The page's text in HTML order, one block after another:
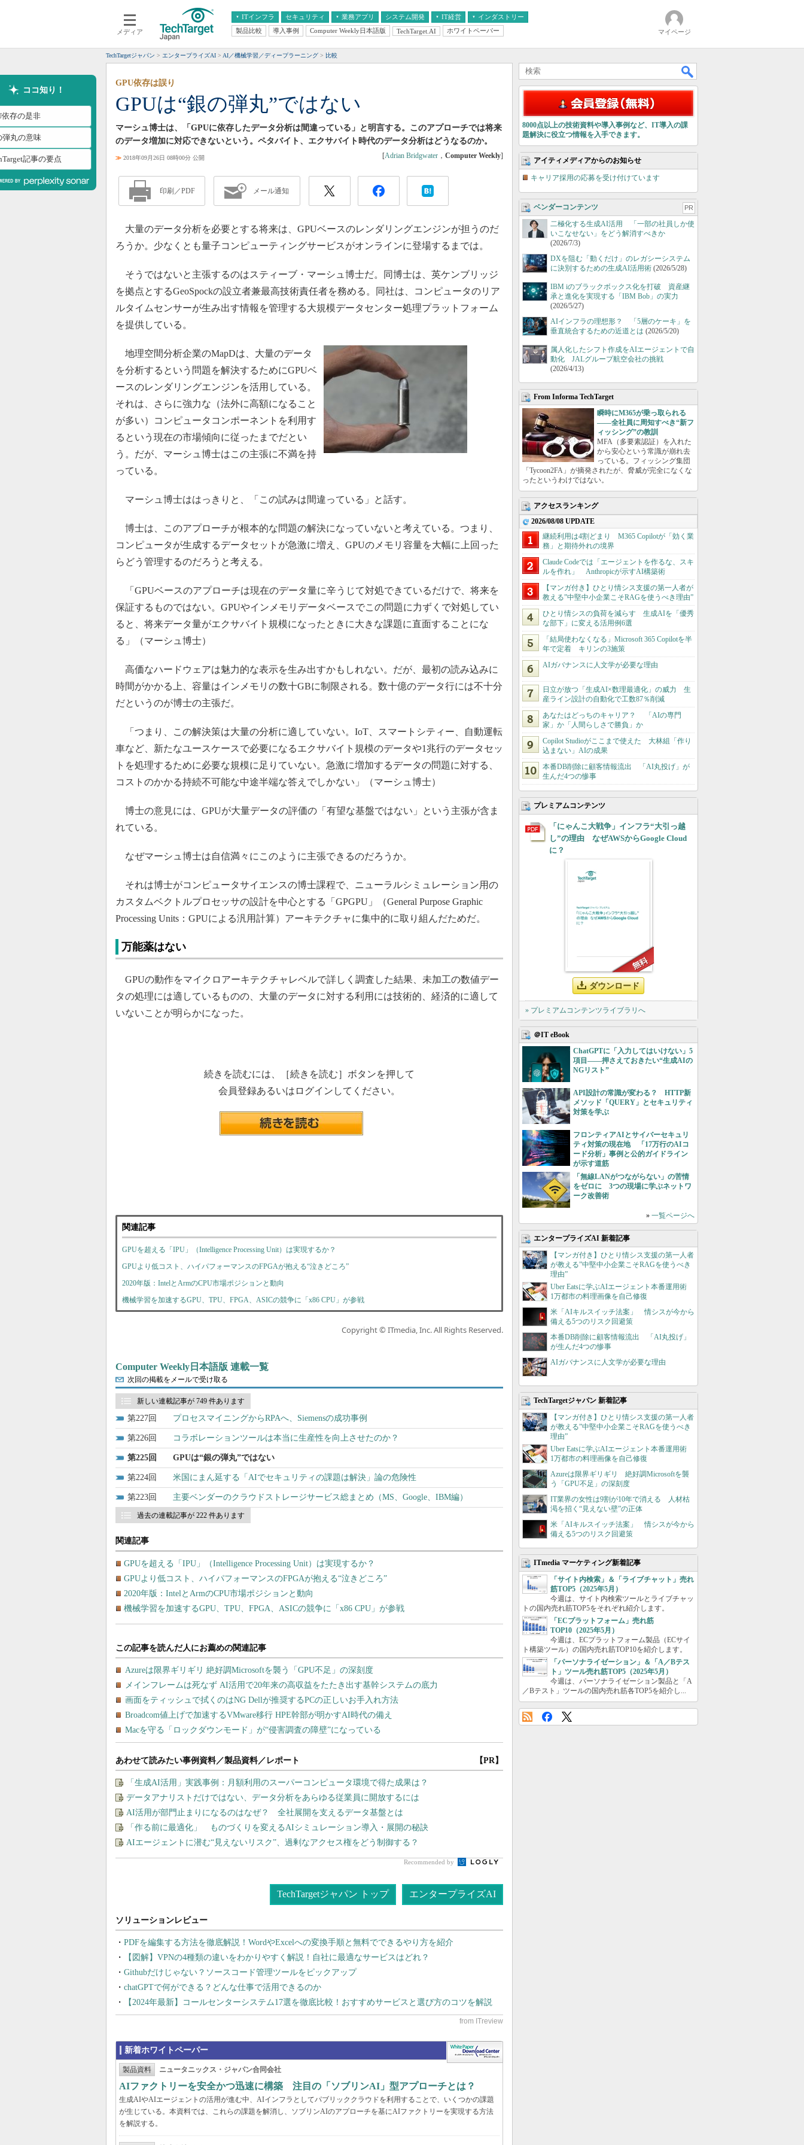
メディア
ITインフラ
クラウド
スマートモバイル
ネットワーク
システム運用管理
セキュリティ 業務アプリ
エンタープライズAI
ERP
情報系システム
システム開発 IT経営
経営とIT
中堅・中小企業とIT
インダストリー
医療IT
製品比較 導入事例 Computer Weekly日本語版 TechTarget.AI ホワイトペーパー マイページ
TechTargetジャパン エンタープライズAI AI／機械学習／ディープラーニング 比較
ココ知り！
依存の是非
弾丸の意味
記事の要点
GPUは“銀の弾丸”ではない
GPU依存は誤り
マーシュ博士は、「GPUに依存したデータ分析は間違っている」と明言する。このアプローチでは将来
のデータ増加に対応できないという。ペタバイト、エクサバイト時代のデータ分析はどうなるのか。
≫ 2018年09月26日 08時00分 公開 [Adrian Bridgwater ， Computer Weekly]
印刷／PDF メール通知
大量のデータ分析を必要とする将来は、GPUベースのレンダリングエンジンが担うのだ
ろうか。少なくとも量子コンピューティングサービスがオンラインに登場するまでは。
そうではないと主張するのはスティーブ・マーシュ博士だ。同博士は、英ケンブリッジ
を拠点とするGeoSpockの設立者兼最高技術責任者を務める。同社は、コンピュータのリア
ルタイムセンサーが生み出す情報を管理する大規模データセンター処理プラットフォーム
を提供している。
地理空間分析企業のMapDは、大量のデータ
を分析するという問題を解決するためにGPUベ
ースのレンダリングエンジンを活用している。
それは、さらに強力な（法外に高額になること
が多い）コンピュータコンポーネントを利用す
るという現在の市場傾向に従ったまでだとい
う。だが、マーシュ博士はこの主張に不満を持
っている。
マーシュ博士ははっきりと、「この試みは間違っている」と話す。
博士は、このアプローチが根本的な問題の解決になっていないと考えている。つまり、
コンピュータが生成するデータセットが急激に増え、GPUのメモリ容量を大幅に上回った
らどう管理するのだろうと考える。
「GPUベースのアプローチは現在のデータ量に辛うじて対処できているだけで、将来を
保証するものではない。GPUやインメモリデータベースでこの問題に力ずくで対処してい
ると、将来データ量がエクサバイト規模になったときに大きな課題に直面することにな
る」（マーシュ博士）
高価なハードウェアは魅力的な表示を生み出すかもしれない。だが、最初の読み込みに
時間がかかる上、容量はインメモリの数十GBに制限される。数十億のデータ行には不十分
だというのが博士の主張だ。
「つまり、この解決策は大量の分析に適していない。IoT、スマートシティー、自動運転
車など、新たなユースケースで必要になるエクサバイト規模のデータや1兆行のデータセッ
トを処理するために必要な規模に足りていない。急激に増加するデータの問題に対する、
コストのかかる持続不可能な中途半端な答えでしかない」（マーシュ博士）
博士の意見には、GPUが大量データの評価の「有望な基盤ではない」という主張が含ま
れている。
なぜマーシュ博士は自信満々にこのように主張できるのだろうか。
それは博士がコンピュータサイエンスの博士課程で、ニューラルシミュレーション用の
カスタムベクトルプロセッサの設計を中心とする「GPGPU」（General Purpose Graphic
Processing Units：GPUによる汎用計算）アーキテクチャに集中的に取り組んだためだ。
万能薬はない
GPUの動作をマイクロアーキテクチャレベルで詳しく調査した結果、未加工の数値デー
タの処理には適しているものの、大量のデータに対する利用には技術的、経済的に適して
いないことが明らかになった。
続きを読むには、［続きを読む］ボタンを押して
会員登録あるいはログインしてください。
関連記事
GPUを超える「IPU」（Intelligence Processing Unit）は実現するか？
GPUより低コスト、ハイパフォーマンスのFPGAが抱える“泣きどころ”
2020年版：IntelとArmのCPU市場ポジションと動向
機械学習を加速するGPU、TPU、FPGA、ASICの競争に「x86 CPU」が参戦
Copyright © ITmedia, Inc. All Rights Reserved.
Computer Weekly日本語版 連載一覧
次回の掲載をメールで受け取る
新しい連載記事が 749 件あります
227 プロセスマイニングからRPAへ、Siemensの成功事例
226 コラボレーションツールは本当に生産性を向上させたのか？
225 GPUは“銀の弾丸”ではない
224 米国にまん延する「AIでセキュリティの課題は解決」論の危険性
223 主要ベンダーのクラウドストレージサービス総まとめ（MS、Google、IBM編）
過去の連載記事が 222 件あります
関連記事
GPUを超える「IPU」（Intelligence Processing Unit）は実現するか？
GPUより低コスト、ハイパフォーマンスのFPGAが抱える“泣きどころ”
2020年版：IntelとArmのCPU市場ポジションと動向
機械学習を加速するGPU、TPU、FPGA、ASICの競争に「x86 CPU」が参戦
あわせて読みたい事例資料／製品資料／レポート 【PR】
「生成AI活用」実践事例：月額利用のスーパーコンピュータ環境で得た成果は？
データアナリストだけではない、データ分析をあらゆる従業員に開放するには
AI活用が部門止まりになるのはなぜ？ 全社展開を支えるデータ基盤とは
「作る前に最適化」 ものづくりを変えるAIシミュレーション導入・展開の秘訣
AIエージェントに潜む“見えないリスク”、過剰なアクセス権をどう制御する？
Recommended by
TechTargetジャパン トップ エンタープライズAI
PDFを編集する方法を徹底解説！WordやExcelへの変換手順と無料でできるやり方を紹介
【図解】VPNの4種類の違いをわかりやすく解説！自社に最適なサービスはどれ？
Githubだけじゃない？ソースコード管理ツールをピックアップ
chatGPTで何ができる？どんな仕事で活用できるのか
【2024年最新】コールセンターシステム17選を徹底比較！おすすめサービスと選び方のコツを解説
新着ホワイトペーパー
製品資料 ニュータニックス・ジャパン合同会社
AIファクトリーを安全かつ迅速に構築 注目の「ソブリンAI」型アプローチとは？
生成AIやAIエージェントの活用が進む中、AIインフラとしてパブリッククラウドを利用することで、いくつかの課題
が生じている。本資料では、これらの課題を解消し、ソブリンAIのアプローチを基にAIファクトリーを実現する方法
を解説する。
8000点以上の技術資料や導入事例など、IT導入の課
題解決に役立つ情報を入手できます。
アイティメディアからのお知らせ
キャリア採用の応募を受け付けています
ベンダーコンテンツ PR
二極化する生成AI活用 「一部の社員しか使
いこなせない」をどう解消すべきか
(2026/7/3)
DXを阻む「動くだけ」のレガシーシステム
に決別するための生成AI活用術 (2026/5/28)
IBM iのブラックボックス化を打破 資産継
承と進化を実現する「IBM Bob」の実力
(2026/5/27)
AIインフラの理想形？ 「5層のケーキ」を
垂直統合するための近道とは (2026/5/20)
属人化したシフト作成をAIエージェントで自
動化 JALグループ航空会社の挑戦
(2026/4/13)
From Informa TechTarget
瞬時にM365が乗っ取られる
――全社員に周知すべき“新フ
ィッシング”の教訓
MFA（多要素認証）を入れた
から安心という常識が崩れ去
っている。フィッシング集団
「Tycoon2FA」が摘発されたが、脅威が完全になくな
ったというわけではない。
アクセスランキング
2026/08/08 UPDATE
継続利用は4割どまり M365 Copilotが「効く業
務」と期待外れの境界
Claude Codeでは「エージェントを作るな、スキ
ルを作れ」 Anthropicが示すAI構築術
【マンガ付き】ひとり情シス支援の第一人者が
教える”中堅中小企業こそRAGを使うべき理由”
ひとり情シスの負荷を減らす 生成AIを「優秀
な部下」に変える活用例6選
「結局使わなくなる」Microsoft 365 Copilotを半
年で定着 キリンの3施策
AIガバナンスに人文学が必要な理由
日立が放つ「生成AI×数理最適化」の威力 生
産ライン設計の自動化で工数87％削減
あなたはどっちのキャリア？ 「AIの専門
家」か「人間らしさで勝負」か
Copilot Studioがここまで使えた 大林組「作り
込まない」AIの成果
本番DB削除に顧客情報流出 「AI丸投げ」が
生んだ4つの惨事
プレミアムコンテンツ
「にゃんこ大戦争」インフラ“大引っ越
し”の理由 なぜAWSからGoogle Cloud
に？
ダウンロード
» プレミアムコンテンツライブラリへ
＠IT eBook
ChatGPTに「入力してはいけない」5
項目――押さえておきたい“生成AIの
NGリスト”
API設計の常識が変わる？ HTTP新
メソッド「QUERY」とセキュリティ
対策を学ぶ
フロンティアAIとサイバーセキュリ
ティ対策の現在地 「17万行のAIコ
ード分析」事例と公的ガイドライン
が示す道筋
「無線LANがつながらない」の苦情
をゼロに 3つの現場に学ぶネットワ
ーク改善術
» 一覧ページへ
エンタープライズAI 新着記事
【マンガ付き】ひとり情シス支援の第一人者
が教える”中堅中小企業こそRAGを使うべき
理由”
Uber Eatsに学ぶAIエージェント本番運用術
1万都市の料理画像を自己修復
米「AIキルスイッチ法案」 情シスが今から
備える5つのリスク回避策
本番DB削除に顧客情報流出 「AI丸投げ」
が生んだ4つの惨事
AIガバナンスに人文学が必要な理由
TechTargetジャパン 新着記事
【マンガ付き】ひとり情シス支援の第一人者
が教える”中堅中小企業こそRAGを使うべき
理由”
Uber Eatsに学ぶAIエージェント本番運用術
1万都市の料理画像を自己修復
Azureは限界ギリギリ 絶好調Microsoftを襲
う「GPU不足」の深刻度
IT業界の女性は9割が10年で消える 人材枯
渇を招く“見えない壁”の正体
米「AIキルスイッチ法案」 情シスが今から
備える5つのリスク回避策
ITmedia マーケティング新着記事
「サイト内検索」＆「ライブチャット」売れ
筋TOP5（2025年5月）
今週は、サイト内検索ツールとライブチャッ
トの国内売れ筋TOP5をそれぞれ紹介します。
「ECプラットフォーム」売れ筋
TOP10（2025年5月）
今週は、ECプラットフォーム製品（ECサイ
ト構築ツール）の国内売れ筋TOP10を紹介します。
「パーソナライゼーション」＆「A／Bテス
ト」ツール売れ筋TOP5（2025年5月）
今週は、パーソナライゼーション製品と「A
／Bテスト」ツールの国内売れ筋各TOP5を紹介し...